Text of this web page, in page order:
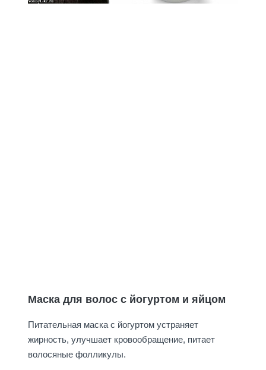
Маска для волос с йогуртом и яйцом
Питательная маска с йогуртом устраняет
жирность, улучшает кровообращение, питает
волосяные фолликулы.